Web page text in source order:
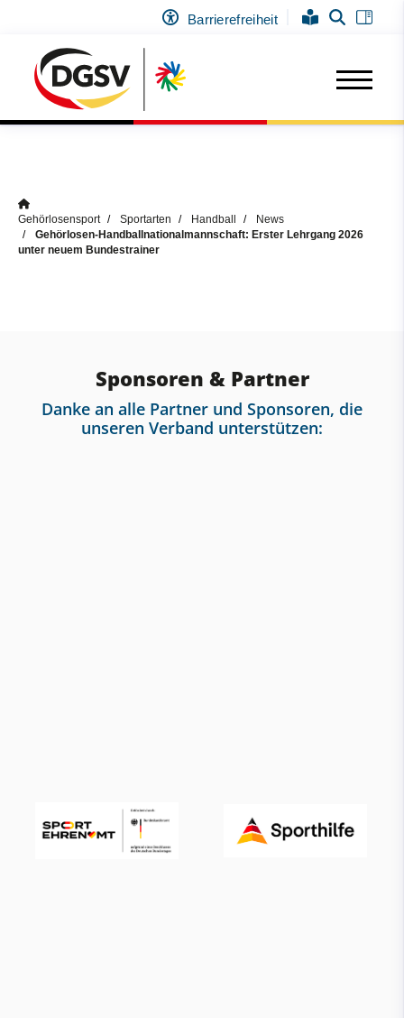
Barrierefreiheit
Gehörlosensport Sportarten Handball
News
Gehörlosen-Handballnationalmannschaft: Erster Lehrgang 2026
unter neuem Bundestrainer
Sponsoren & Partner
Danke an alle Partner und Sponsoren, die
unseren Verband unterstützen: